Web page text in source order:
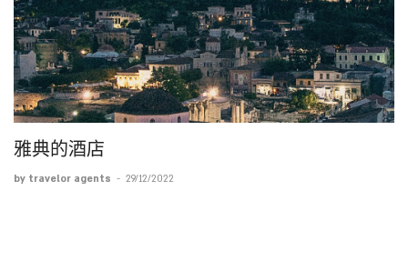
雅典的酒店
by travelor agents - 29/12/2022